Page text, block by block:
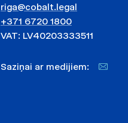
riga@cobalt.legal
+371 6720 1800
VAT: LV40203333511
Saziņai ar medijiem: